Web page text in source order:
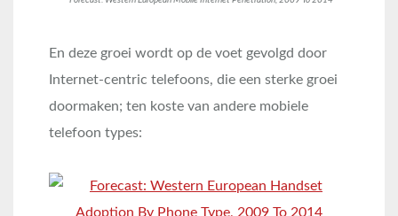
En deze groei wordt op de voet gevolgd door
Internet-centric telefoons, die een sterke groei
doormaken; ten koste van andere mobiele
telefoon types: